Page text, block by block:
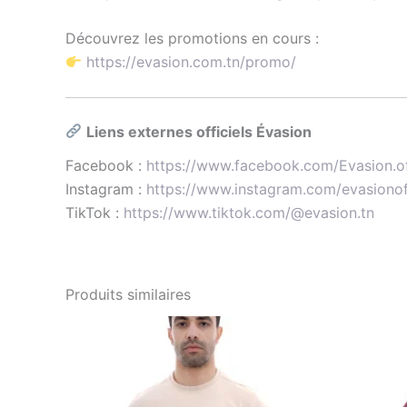
Découvrez les promotions en cours :
https://evasion.com.tn/promo/
Liens externes officiels Évasion
Facebook : https://www.facebook.com/
Instagram : https://www.instagram.com/
TikTok : https://www.tiktok.com/@evasion.tn
Produits similaires
د.ت79.00.
Le
prix
actuel
est :
د.ت63.20.
plusieurs